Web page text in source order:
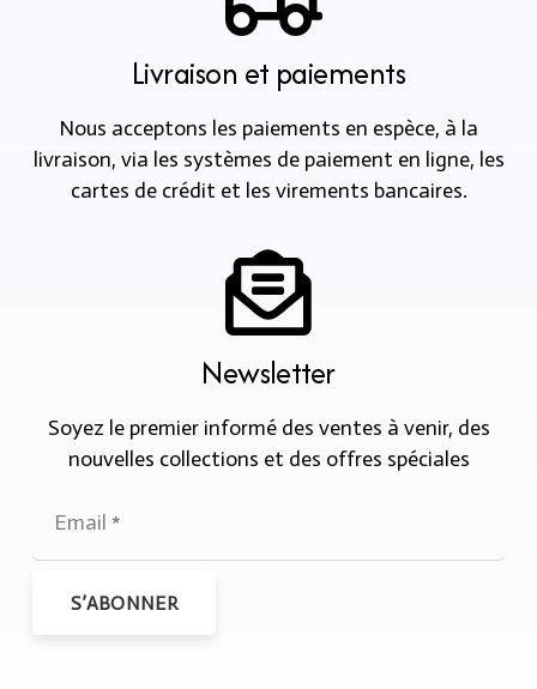
Livraison et paiements
Nous acceptons les paiements en espèce, à la
livraison, via les systèmes de paiement en ligne, les
cartes de crédit et les virements bancaires.
Newsletter
Soyez le premier informé des ventes à venir, des
nouvelles collections et des offres spéciales
S’ABONNER